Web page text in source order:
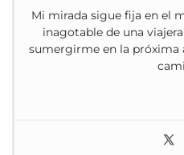
Mi mirada sigue fija en el
inagotable de una
sumergirme en la próxima